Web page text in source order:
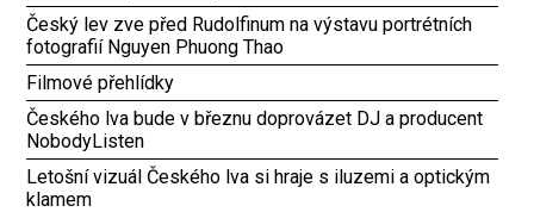
Český lev zve před Rudolfinum na výstavu portrétních
fotografií Nguyen Phuong Thao
Filmové přehlídky
Českého lva bude v březnu doprovázet DJ a producent
NobodyListen
Letošní vizuál Českého lva si hraje s iluzemi a optickým
klamem